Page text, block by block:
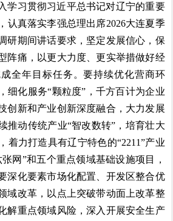
习贯彻习近平总书记对辽宁的重要
认真落实李强总理出席2026大连夏季
研期间讲话要求，坚定发展信心，保
阵痛，以更大力度、更实举措做好经
全年目标任务。要持续优化营商环
细化服务“颗粒度”，千方百计为企业
创新和产业创新深度融合，大力发展
推动传统产业“智改数转”，培育壮大
着力打造具有辽宁特色的“2211”产业
网”和五个重点领域基础设施项目，
深化要素市场化配置、开发区整合优
域改革，以点上突破带动面上改革整
解重点领域风险，深入开展安全生产